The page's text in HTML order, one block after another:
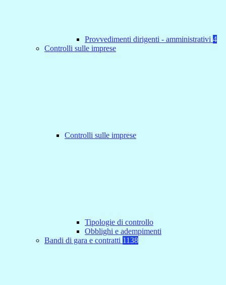
Provvedimenti dirigenti - amministrativi 4
Controlli sulle imprese
Controlli sulle imprese
Tipologie di controllo
Obblighi e adempimenti
Bandi di gara e contratti 1138